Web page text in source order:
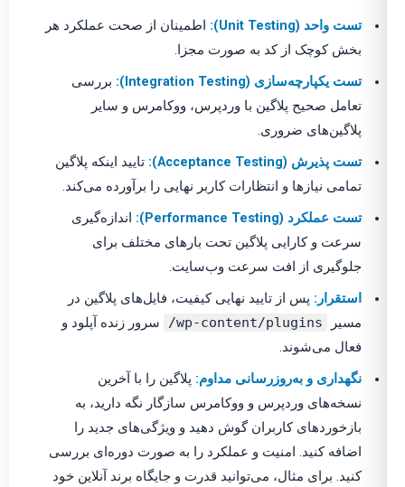
تست واحد (Unit Testing):
اطمینان از صحت عملکرد هر
بخش کوچک از کد به صورت مجزا.
تست یکپارچه‌سازی (Integration Testing):
بررسی
تعامل صحیح پلاگین با وردپرس، ووکامرس و سایر
پلاگین‌های ضروری.
تست پذیرش (Acceptance Testing):
تایید اینکه پلاگین
تمامی نیازها و انتظارات کاربر نهایی را برآورده می‌کند.
تست عملکرد (Performance Testing):
اندازه‌گیری
سرعت و کارایی پلاگین تحت بارهای مختلف برای
جلوگیری از افت سرعت وب‌سایت.
استقرار: پس از تایید نهایی کیفیت، فایل‌های پلاگین در
مسیر
wp-content/plugins/
سرور زنده آپلود و
فعال می‌شوند.
نگهداری و به‌روزرسانی مداوم: پلاگین را با آخرین
نسخه‌های وردپرس و ووکامرس سازگار نگه دارید، به
بازخوردهای کاربران گوش دهید و ویژگی‌های جدید را
اضافه کنید. امنیت و عملکرد را به صورت دوره‌ای بررسی
کنید. برای مثال، می‌توانید قدرت و جایگاه برند آنلاین خود